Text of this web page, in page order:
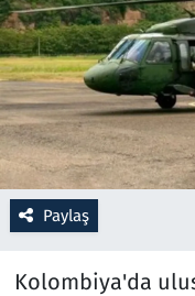
Paylaş
Kolombiya'da
Ramazan
Resmi İlanlar
Rüya Tabirleri
Sağlık